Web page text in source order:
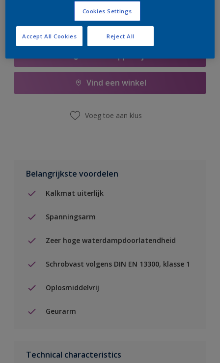
Vind een winkel
Voeg toe aan klus
Belangrijkste voordelen
Kalkmat uiterlijk
Spanningsarm
Zeer hoge waterdampdoorlatendheid
Schrobvast volgens DIN EN 13300, klasse 1
Oplosmiddelvrij
Geurarm
Technical characteristics
Cookies Settings
Reject All
Accept All Cookies